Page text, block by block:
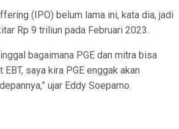
(IPO) belum lama ini, kata dia, jadi
Rp 9 triliun pada Februari 2023.
bagaimana PGE dan mitra bisa
saya kira PGE enggak akan
ujar Eddy Soeparno.